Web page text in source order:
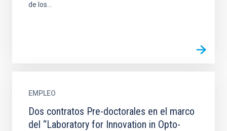
de los...
EMPLEO
Dos contratos Pre-doctorales en el marco
del “Laboratory for Innovation in Opto-